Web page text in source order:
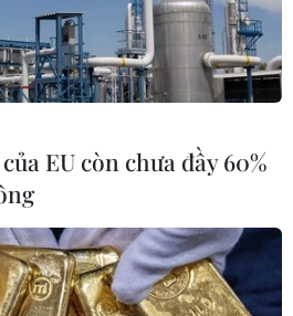
EU còn chưa đầy 60%